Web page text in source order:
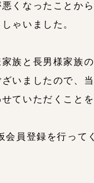
くなったことか
ゃいました。
族と長男様家族
いましたので、
ていただくこと
会員登録を行って